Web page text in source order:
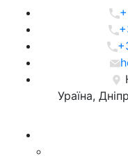
Ураїна,